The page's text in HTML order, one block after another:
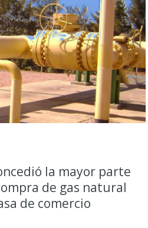
la mayor parte
de gas natural
de comercio